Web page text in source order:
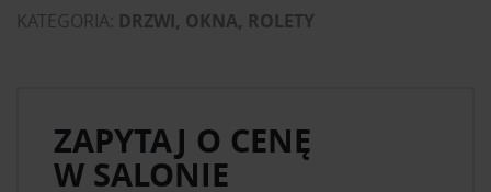
KATEGORIA: DRZWI, OKNA, ROLETY
ZAPYTAJ O CENĘ
W SALONIE